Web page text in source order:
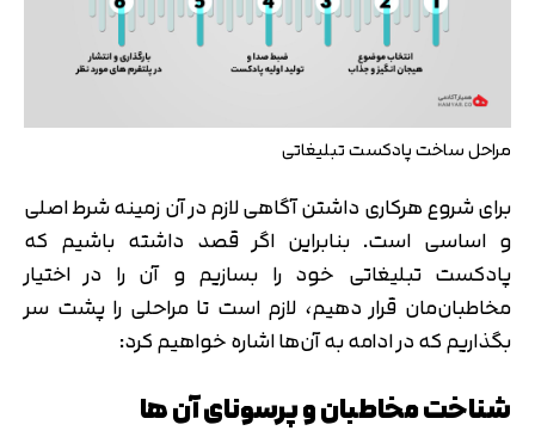
مراحل ساخت پادکست تبلیغاتی
برای شروع هرکاری داشتن آگاهی لازم در آن زمینه شرط اصلی
و اساسی است. بنابراین اگر قصد داشته باشیم که
پادکست تبلیغاتی خود را بسازیم و آن را در اختیار
مخاطبان‌مان قرار دهیم، لازم است تا مراحلی را پشت سر
بگذاریم که در ادامه به آن‌ها اشاره خواهیم کرد:
شناخت مخاطبان و پرسونای آن ها
کد ارسال شده را وارد کنید
تایید کد
دریافت مجدد کد: 00:59